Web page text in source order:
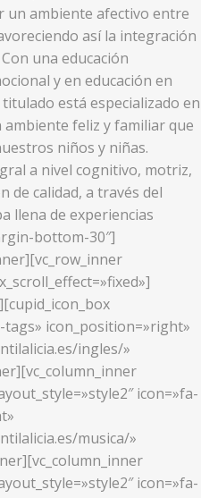
un ambiente afectivo entre
así la integración
una educación
y en educación en
está especializado en
feliz y familiar que
niños y niñas.
a nivel cognitivo, motriz,
de calidad, a través del
llena de experiencias
bottom-30″]
tags» icon_position=»right»
ingles/»
icon=»fa-
musica/»
icon=»fa-